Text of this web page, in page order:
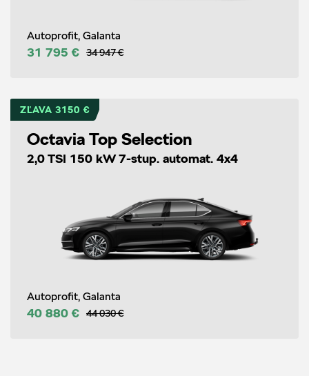
Autoprofit, Galanta
31 795 € 34 947 €
ZĽAVA 3150 €
Octavia Top Selection
2,0 TSI 150 kW 7-stup. automat. 4x4
Autoprofit, Galanta
40 880 € 44 030 €